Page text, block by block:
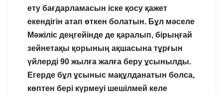
ету бағдарламасын іске қосу қажет
екендігін атап өткен болатын. Бұл мәселе
Мәжіліс деңгейінде де қаралып, бірыңғай
зейнетақы қорының ақшасына тұрғын
үйлерді 90 жылға жалға беру ұсынылды.
Егерде бұл ұсыныс мақұлданатын болса,
көптен бері күрмеуі шешілмей келе